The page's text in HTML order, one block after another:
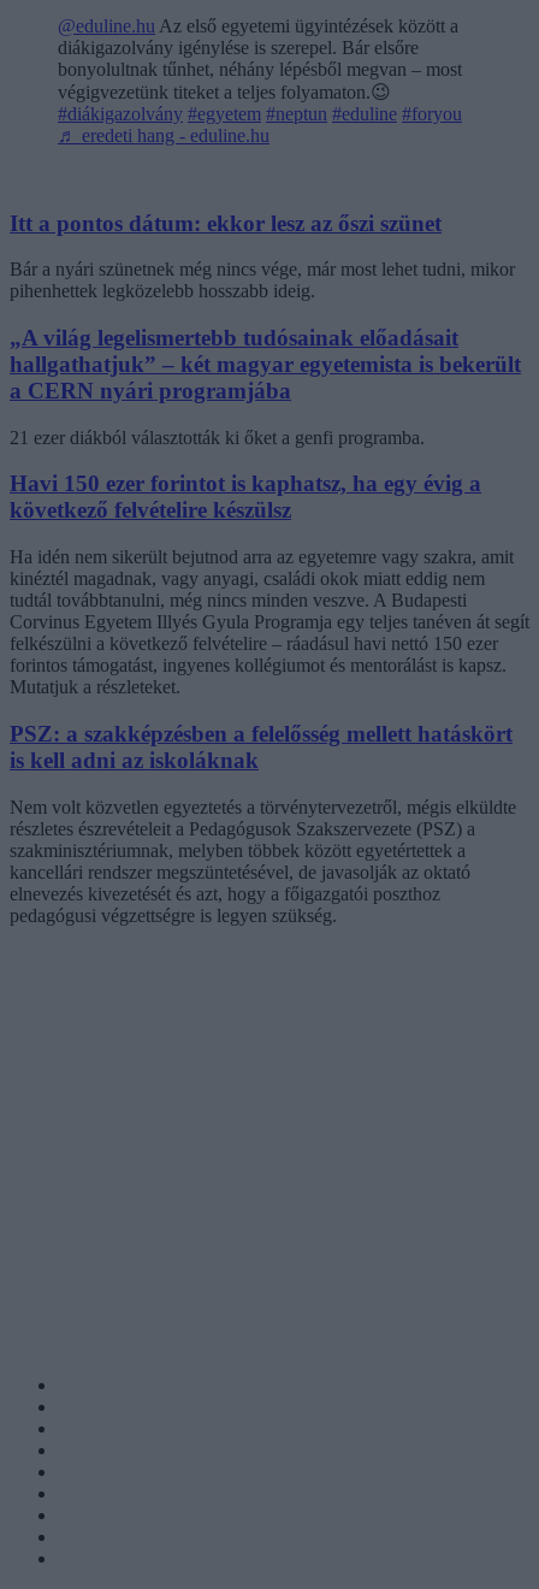
@eduline.hu Az első egyetemi ügyintézések között a
diákigazolvány igénylése is szerepel. Bár elsőre
bonyolultnak tűnhet, néhány lépésből megvan – most
végigvezetünk titeket a teljes folyamaton.😉
#diákigazolvány #egyetem #neptun #eduline #foryou
♬ eredeti hang - eduline.hu
Itt a pontos dátum: ekkor lesz az őszi szünet
Bár a nyári szünetnek még nincs vége, már most lehet tudni, mikor
pihenhettek legközelebb hosszabb ideig.
„A világ legelismertebb tudósainak előadásait
hallgathatjuk” – két magyar egyetemista is bekerült
a CERN nyári programjába
21 ezer diákból választották ki őket a genfi programba.
Havi 150 ezer forintot is kaphatsz, ha egy évig a
következő felvételire készülsz
Ha idén nem sikerült bejutnod arra az egyetemre vagy szakra, amit
kinéztél magadnak, vagy anyagi, családi okok miatt eddig nem
tudtál továbbtanulni, még nincs minden veszve. A Budapesti
Corvinus Egyetem Illyés Gyula Programja egy teljes tanéven át segít
felkészülni a következő felvételire – ráadásul havi nettó 150 ezer
forintos támogatást, ingyenes kollégiumot és mentorálást is kapsz.
Mutatjuk a részleteket.
PSZ: a szakképzésben a felelősség mellett hatáskört
is kell adni az iskoláknak
Nem volt közvetlen egyeztetés a törvénytervezetről, mégis elküldte
részletes észrevételeit a Pedagógusok Szakszervezete (PSZ) a
szakminisztériumnak, melyben többek között egyetértettek a
kancellári rendszer megszüntetésével, de javasolják az oktató
elnevezés kivezetését és azt, hogy a főigazgatói poszthoz
pedagógusi végzettségre is legyen szükség.